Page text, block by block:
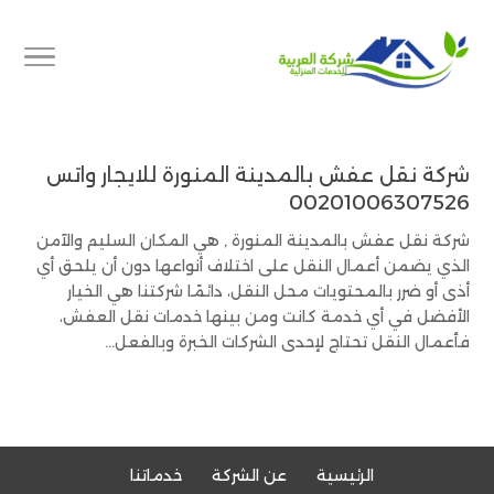
شركة نقل عفش بالمدينة المنورة للايجار واتس
00201006307526
شركة نقل عفش بالمدينة المنورة , هي المكان السليم والآمن
الذي يضمن أعمال النقل على اختلاف أنواعها دون أن يلحق أي
أذى أو ضرر بالمحتويات محل النقل، دائمًا شركتنا هي الخيار
الأفضل في أي خدمة كانت ومن بينها خدمات نقل العفش،
فأعمال النقل تحتاج لإحدى الشركات الخبرة وبالفعل...
الرئيسية عن الشركة خدماتنا